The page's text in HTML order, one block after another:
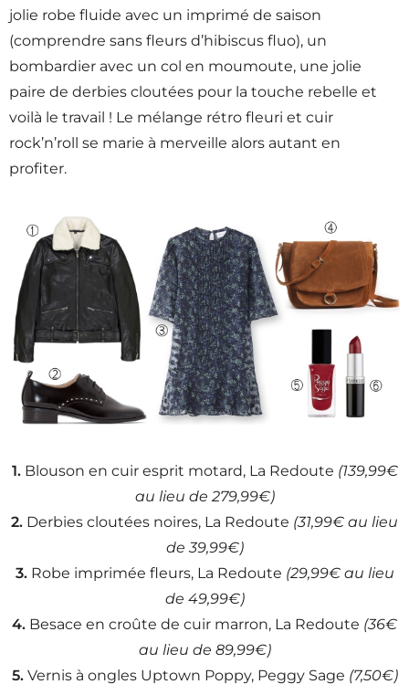
jolie robe fluide avec un imprimé de saison
(comprendre sans fleurs d’hibiscus fluo), un
bombardier avec un col en moumoute, une jolie
paire de derbies cloutées pour la touche rebelle et
voilà le travail ! Le mélange rétro fleuri et cuir
rock’n’roll se marie à merveille alors autant en
profiter.
1. Blouson en cuir esprit motard, La Redoute (139,99€
au lieu de 279,99€)
2. Derbies cloutées noires, La Redoute (31,99€ au lieu
de 39,99€)
3. Robe imprimée fleurs, La Redoute (29,99€ au lieu
de 49,99€)
4. Besace en croûte de cuir marron, La Redoute (36€
au lieu de 89,99€)
5. Vernis à ongles Uptown Poppy, Peggy Sage (7,50€)